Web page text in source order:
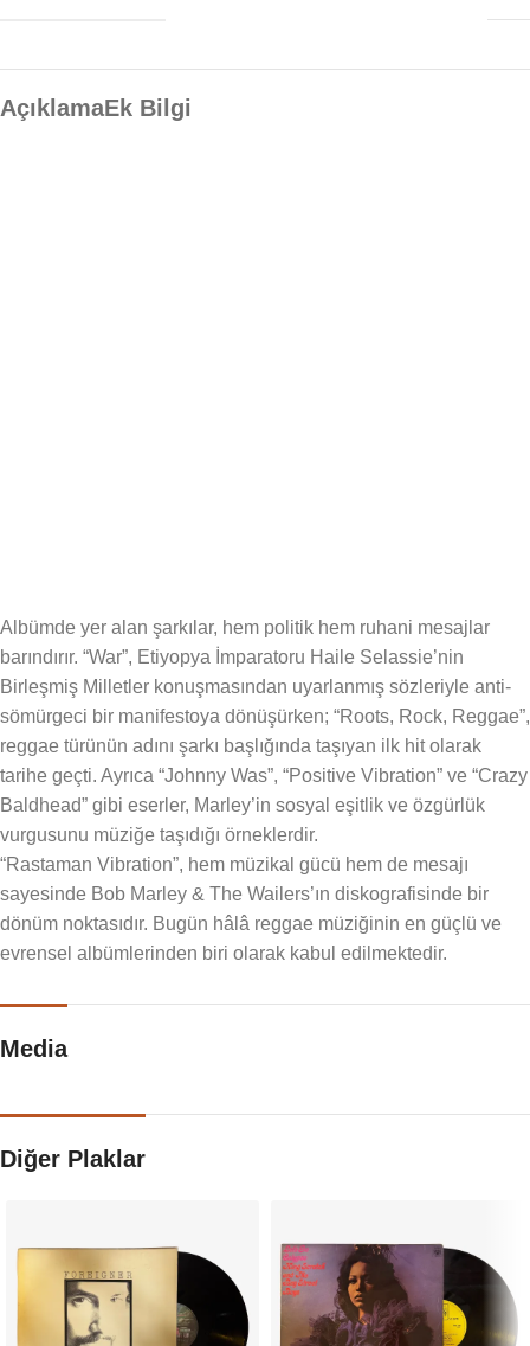
AçıklamaEk Bilgi
Albümde yer alan şarkılar, hem politik hem ruhani mesajlar
barındırır. “War”, Etiyopya İmparatoru Haile Selassie’nin
Birleşmiş Milletler konuşmasından uyarlanmış sözleriyle anti-
sömürgeci bir manifestoya dönüşürken; “Roots, Rock, Reggae”,
reggae türünün adını şarkı başlığında taşıyan ilk hit olarak
tarihe geçti. Ayrıca “Johnny Was”, “Positive Vibration” ve “Crazy
Baldhead” gibi eserler, Marley’in sosyal eşitlik ve özgürlük
vurgusunu müziğe taşıdığı örneklerdir.
“Rastaman Vibration”, hem müzikal gücü hem de mesajı
sayesinde Bob Marley & The Wailers’ın diskografisinde bir
dönüm noktasıdır. Bugün hâlâ reggae müziğinin en güçlü ve
evrensel albümlerinden biri olarak kabul edilmektedir.
Media
Diğer Plaklar